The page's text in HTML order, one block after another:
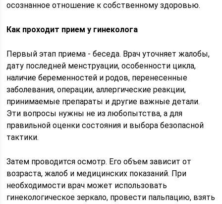
осознанное отношение к собственному здоровью.
Как проходит прием у гинеколога
Первый этап приема - беседа. Врач уточняет жалобы,
дату последней менструации, особенности цикла,
наличие беременностей и родов, перенесенные
заболевания, операции, аллергические реакции,
принимаемые препараты и другие важные детали.
Эти вопросы нужны не из любопытства, а для
правильной оценки состояния и выбора безопасной
тактики.
Затем проводится осмотр. Его объем зависит от
возраста, жалоб и медицинских показаний. При
необходимости врач может использовать
гинекологическое зеркало, провести пальпацию, взять